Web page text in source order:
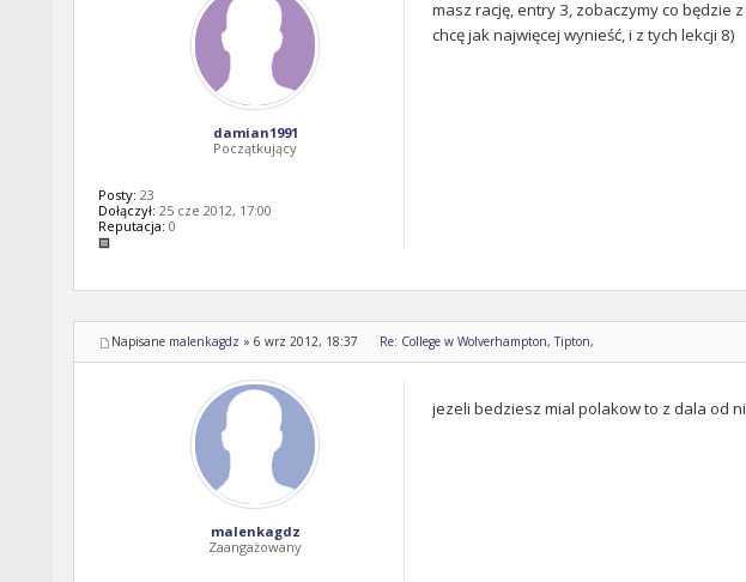
masz rację, entry 3, zobaczymy co będzie
chcę jak najwięcej wynieść, i z tych lekcji 8)
damian1991
Początkujący
Posty: 23
Dołączył: 25 cze 2012, 17:00
Reputacja: 0
Napisane malenkagdz » 6 wrz 2012, 18:37 Re: College w Wolverhampton, Tipton,
jezeli bedziesz mial polakow to z dala od
malenkagdz
Zaangażowany